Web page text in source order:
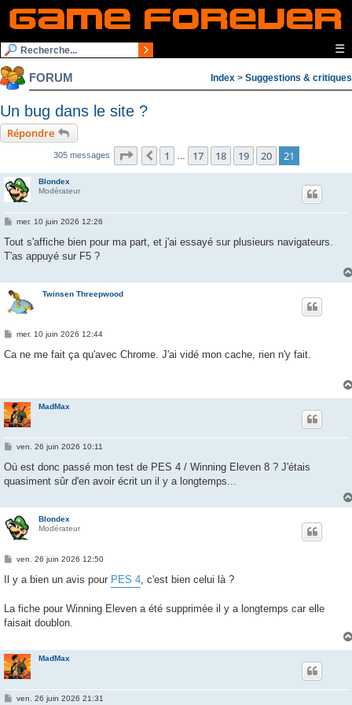
☰
FORUM Index > Suggestions & critiques
Un bug dans le site ?
Répondre
305 messages Page 21 sur 21
Précédente
1 … 17 18 19 20 21
Blondex
Modérateur
M
s
a
mer. 10 juin 2026 12:26
Tout s'affiche bien pour ma part, et j'ai essayé sur plusieurs navigateurs.
T'as appuyé sur F5 ?
Twinsen Threepwood
M
s
mer. 10 juin 2026 12:44
Ca ne me fait ça qu'avec Chrome. J'ai vidé mon cache, rien n'y fait.
MadMax
M
s
a
ven. 26 juin 2026 10:11
Où est donc passé mon test de PES 4 / Winning Eleven 8 ? J'étais
quasiment sûr d'en avoir écrit un il y a longtemps...
Blondex
Modérateur
M
s
s
g
ven. 26 juin 2026 12:50
Il y a bien un avis pour PES 4, c'est bien celui là ?
La fiche pour Winning Eleven a été supprimée il y a longtemps car elle
faisait doublon.
MadMax
Mven. 26 juin 2026 21:31